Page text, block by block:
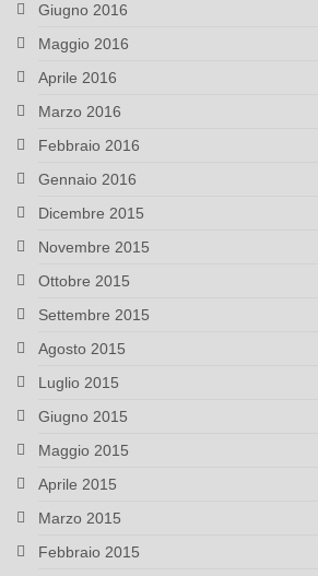
Giugno 2016
Maggio 2016
Aprile 2016
Marzo 2016
Febbraio 2016
Gennaio 2016
Dicembre 2015
Novembre 2015
Ottobre 2015
Settembre 2015
Agosto 2015
Luglio 2015
Giugno 2015
Maggio 2015
Aprile 2015
Marzo 2015
Febbraio 2015